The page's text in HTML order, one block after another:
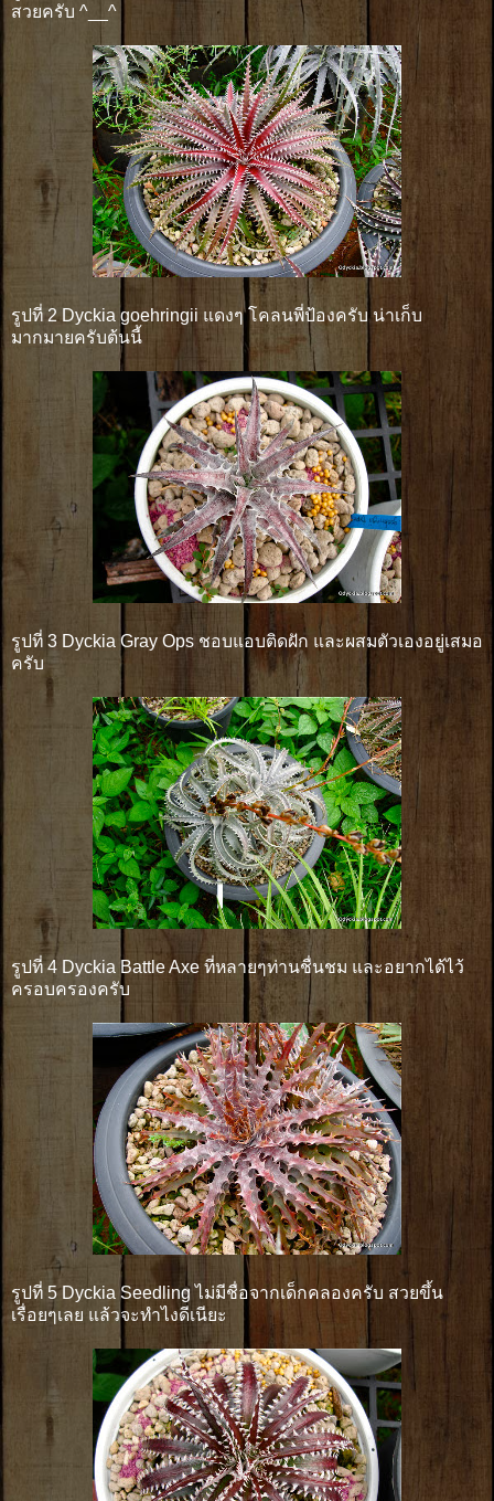
สวยครับ ^__^
รูปที่ 2 Dyckia goehringii แดงๆ โคลนพี่ป้องครับ น่าเก็บ
มากมายครับต้นนี้
รูปที่ 3 Dyckia Gray Ops ชอบแอบติดฝัก และผสมตัวเองอยู่เสมอ
ครับ
รูปที่ 4 Dyckia Battle Axe ที่หลายๆท่านชื่นชม และอยากได้ไว้
ครอบครองครับ
รูปที่ 5 Dyckia Seedling ไม่มีชื่อจากเด็กคลองครับ สวยขึ้น
เรื่อยๆเลย แล้วจะทำไงดีเนียะ